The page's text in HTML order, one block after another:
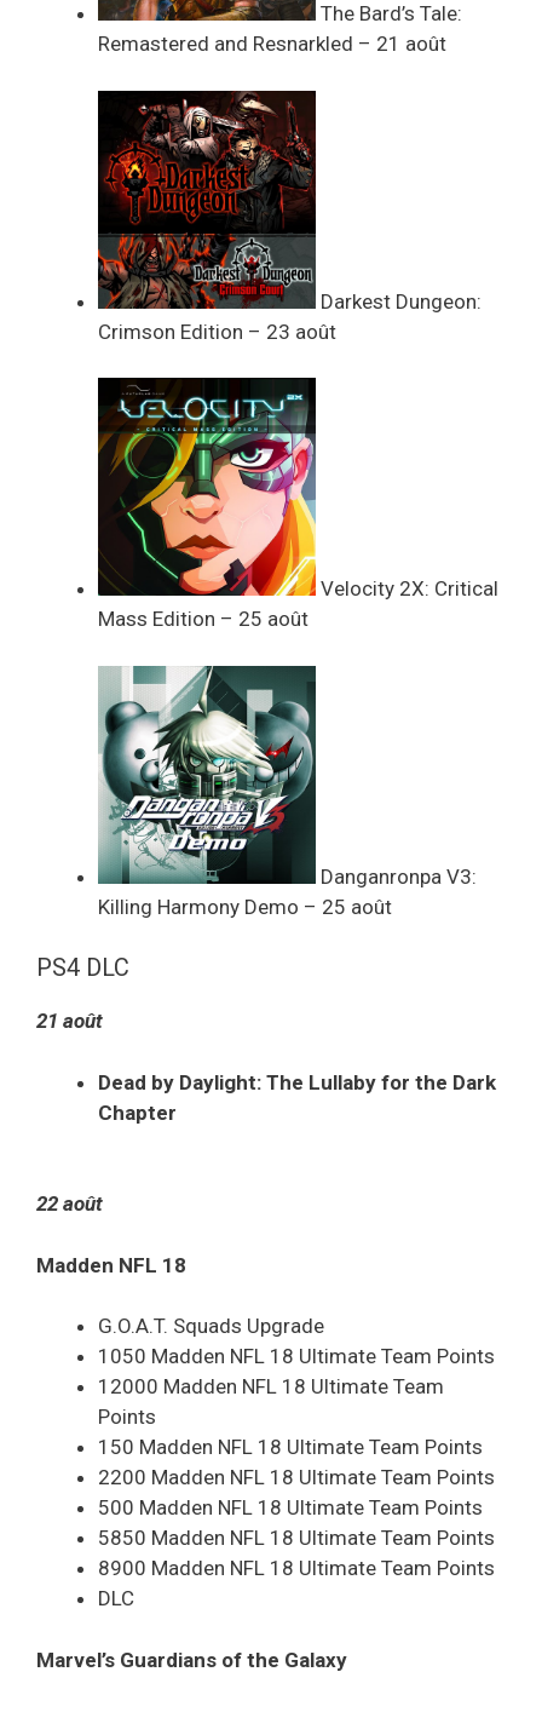
The Bard’s Tale:
Remastered and Resnarkled – 21 août
Darkest Dungeon:
Crimson Edition – 23 août
Velocity 2X: Critical
Mass Edition – 25 août
Danganronpa V3:
Killing Harmony Demo – 25 août
PS4 DLC
21 août
Dead by Daylight: The Lullaby for the Dark
Chapter
22 août
Madden NFL 18
G.O.A.T. Squads Upgrade
1050 Madden NFL 18 Ultimate Team Points
12000 Madden NFL 18 Ultimate Team
Points
150 Madden NFL 18 Ultimate Team Points
2200 Madden NFL 18 Ultimate Team Points
500 Madden NFL 18 Ultimate Team Points
5850 Madden NFL 18 Ultimate Team Points
8900 Madden NFL 18 Ultimate Team Points
DLC
Marvel’s Guardians of the Galaxy